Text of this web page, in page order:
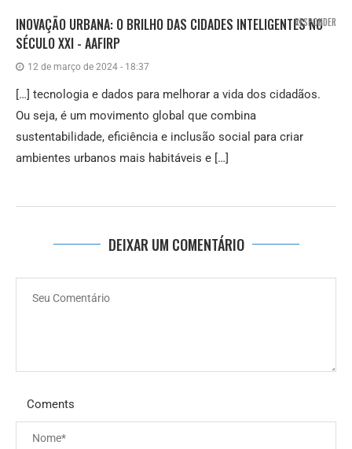
INOVAÇÃO URBANA: O BRILHO DAS CIDADES INTELIGENTES NO
SÉCULO XXI - AAFIRP
12 de março de 2024 - 18:37
[…] tecnologia e dados para melhorar a vida dos cidadãos.
Ou seja, é um movimento global que combina
sustentabilidade, eficiência e inclusão social para criar
ambientes urbanos mais habitáveis e […]
RESPONDER
DEIXAR UM COMENTÁRIO
Coments